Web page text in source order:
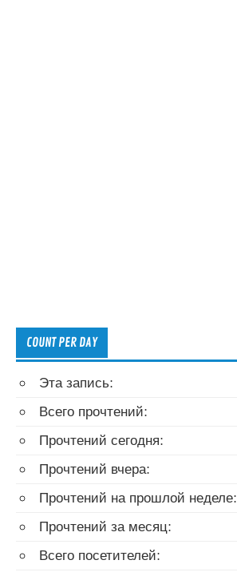
COUNT PER DAY
Эта запись:
Всего прочтений:
Прочтений сегодня:
Прочтений вчера:
Прочтений на прошлой неделе:
Прочтений за месяц:
Всего посетителей: